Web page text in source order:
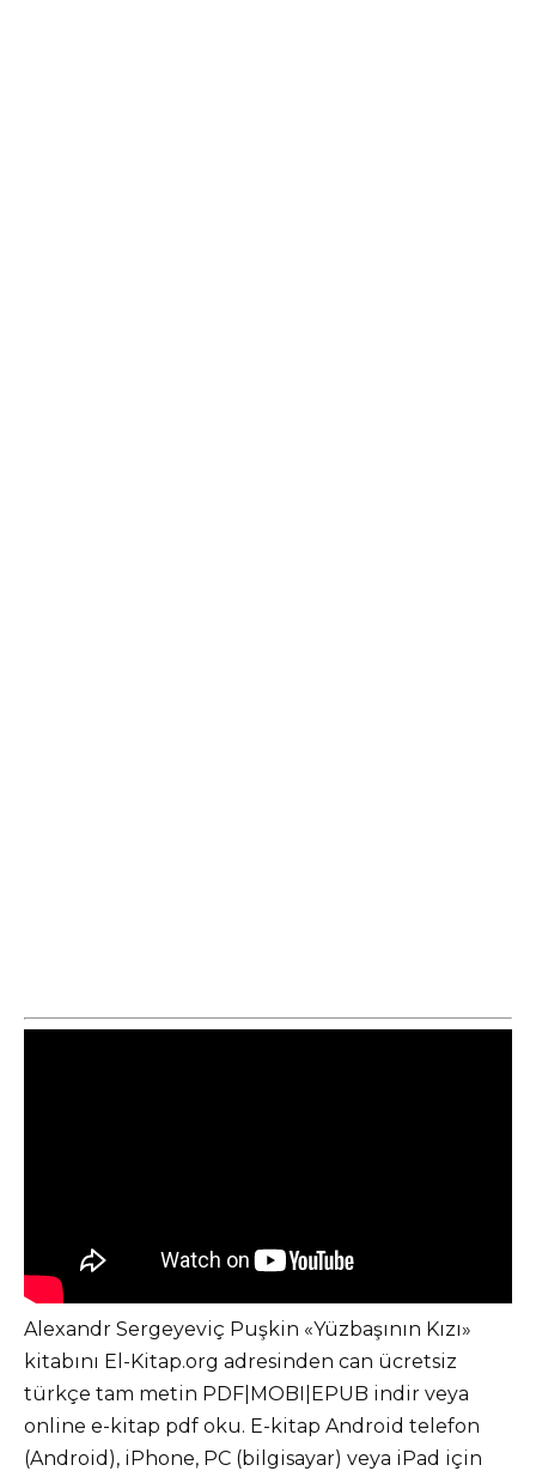
Alexandr Sergeyeviç Puşkin «Yüzbaşının Kızı»
kitabını El-Kitap.org adresinden can ücretsiz
türkçe tam metin PDF|MOBI|EPUB indir veya
online e-kitap pdf oku. E-kitap Android telefon
(Android), iPhone, PC (bilgisayar) veya iPad için